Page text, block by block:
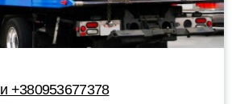
+380953677378